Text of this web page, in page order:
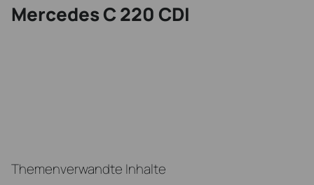
Mercedes C 220 CDI
Themenverwandte Inhalte